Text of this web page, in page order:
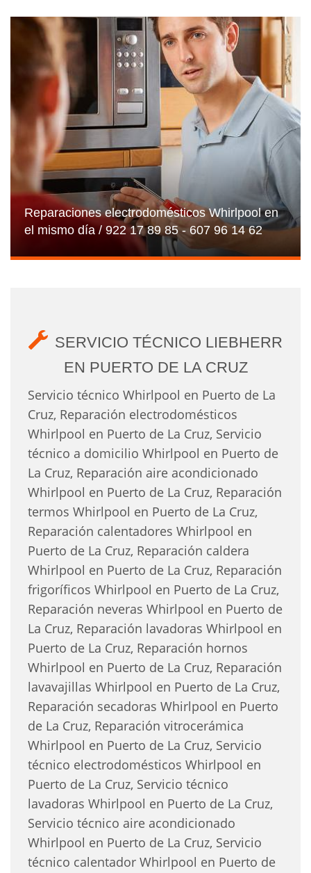
Reparaciones electrodomésticos Whirlpool en
el mismo día / 922 17 89 85 - 607 96 14 62
SERVICIO TÉCNICO LIEBHERR
EN PUERTO DE LA CRUZ
Servicio técnico Whirlpool en Puerto de La
Cruz, Reparación electrodomésticos
Whirlpool en Puerto de La Cruz, Servicio
técnico a domicilio Whirlpool en Puerto de
La Cruz, Reparación aire acondicionado
Whirlpool en Puerto de La Cruz, Reparación
termos Whirlpool en Puerto de La Cruz,
Reparación calentadores Whirlpool en
Puerto de La Cruz, Reparación caldera
Whirlpool en Puerto de La Cruz, Reparación
frigoríficos Whirlpool en Puerto de La Cruz,
Reparación neveras Whirlpool en Puerto de
La Cruz, Reparación lavadoras Whirlpool en
Puerto de La Cruz, Reparación hornos
Whirlpool en Puerto de La Cruz, Reparación
lavavajillas Whirlpool en Puerto de La Cruz,
Reparación secadoras Whirlpool en Puerto
de La Cruz, Reparación vitrocerámica
Whirlpool en Puerto de La Cruz, Servicio
técnico electrodomésticos Whirlpool en
Puerto de La Cruz, Servicio técnico
lavadoras Whirlpool en Puerto de La Cruz,
Servicio técnico aire acondicionado
Whirlpool en Puerto de La Cruz, Servicio
técnico calentador Whirlpool en Puerto de